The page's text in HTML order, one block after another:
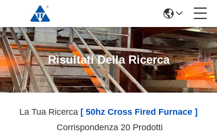
Risultati Della Ricerca
La Tua Ricerca [ 50hz Cross Fired Furnace ]
Corrispondenza 20 Prodotti